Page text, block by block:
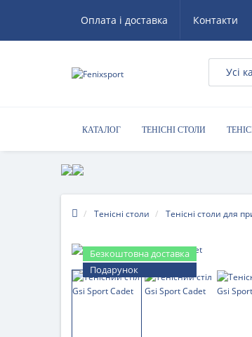
Оплата і доставка Контакти
Усі
КАТАЛОГ ТЕНІСНІ СТОЛИ
КОРИСНІ ПОРАДИ
Тенісні столи Тенісні столи для
Безкоштовна доставка
Подарунок